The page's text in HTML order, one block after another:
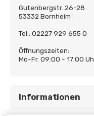
Gutenbergstr. 26-28
53332 Bornheim
Tel.: 02227 929 655 0
Öffnungszeiten:
Mo-Fr. 09:00 - 17:00 Uh
Informationen